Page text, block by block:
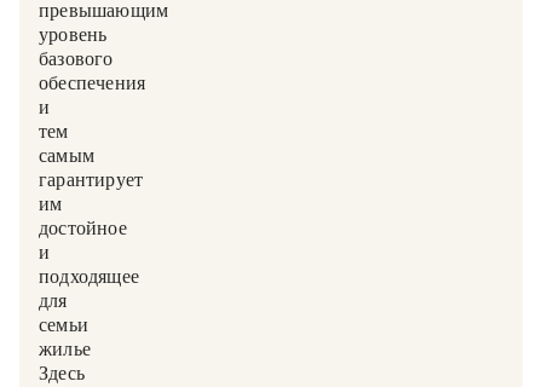
превышающим
уровень
базового
обеспечения,
и
тем
самым
гарантирует
им
достойное
и
подходящее
для
семьи
жилье.
Здесь